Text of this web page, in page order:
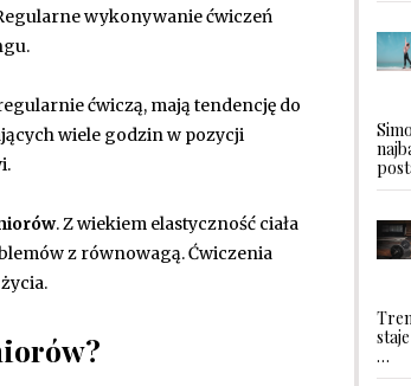
wykonywanie ćwiczeń
ćwiczą, mają tendencję do
wiele godzin w pozycji
. Z wiekiem elastyczność ciała
z równowagą. Ćwiczenia
…